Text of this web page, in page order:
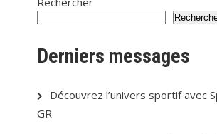
Derniers messages
Découvrez l’univers sportif avec
GR